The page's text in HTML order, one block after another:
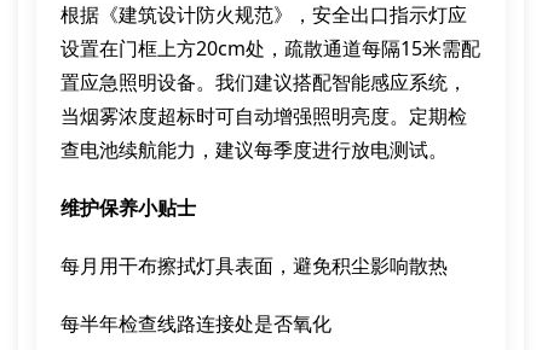
根据《建筑设计防火规范》，安全出口指示灯应
设置在门框上方20cm处，疏散通道每隔15米需配
置应急照明设备。我们建议搭配智能感应系统，
当烟雾浓度超标时可自动增强照明亮度。定期检
查电池续航能力，建议每季度进行放电测试。
维护保养小贴士
每月用干布擦拭灯具表面，避免积尘影响散热
每半年检查线路连接处是否氧化